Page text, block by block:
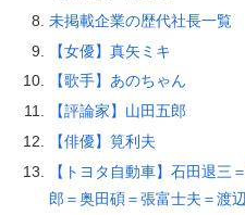
未掲載企業の歴代社長一覧
【女優】真矢ミキ
【歌手】あのちゃん
【評論家】山田五郎
【俳優】筧利夫
【トヨタ自動車】石田退三
郎＝奥田碩＝張富士夫＝渡